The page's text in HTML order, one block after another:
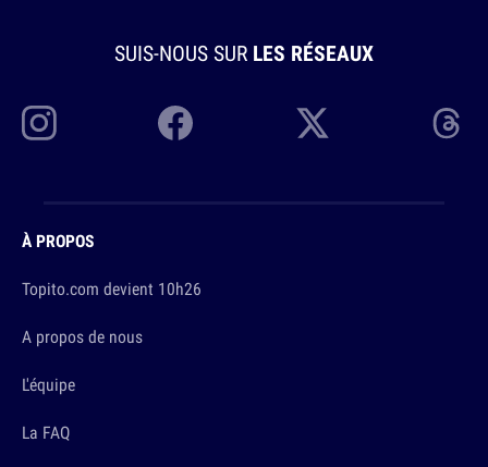
SUIS-NOUS SUR LES RÉSEAUX
À PROPOS
Topito.com devient 10h26
A propos de nous
L'équipe
La FAQ